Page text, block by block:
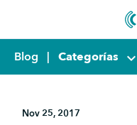
Blog | Categorías keyboard_arrow_down
Nov 25, 2017